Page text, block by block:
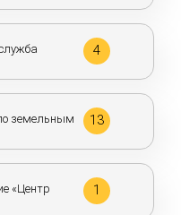
4
земельным
13
«Центр
1